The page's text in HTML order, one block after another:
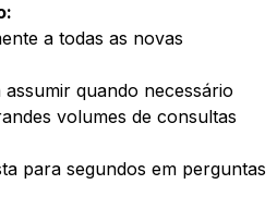
a todas as novas
quando necessário
volumes de consultas
para segundos em perguntas